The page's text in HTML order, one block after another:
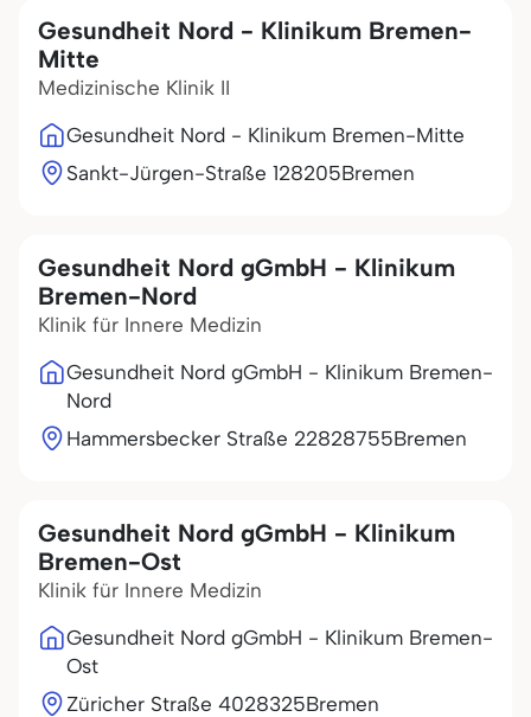
Gesundheit Nord - Klinikum Bremen-
Mitte
Medizinische Klinik II
Gesundheit Nord - Klinikum Bremen-Mitte
Sankt-Jürgen-Straße 128205Bremen
Gesundheit Nord gGmbH - Klinikum
Bremen-Nord
Klinik für Innere Medizin
Gesundheit Nord gGmbH - Klinikum Bremen-
Nord
Hammersbecker Straße 22828755Bremen
Gesundheit Nord gGmbH - Klinikum
Bremen-Ost
Klinik für Innere Medizin
Gesundheit Nord gGmbH - Klinikum Bremen-
Ost
Züricher Straße 4028325Bremen